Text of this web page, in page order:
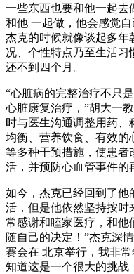
一些东西也要和他一起去
和他 一起做，他会感觉
杰克的时候就像谈起多年
况、个性特点乃至生活习
还不到四个月。
“心脏病的完整治疗不只
心脏康复治疗，”胡大一
时与医生沟通调整用药、
均衡、营养饮食、有效的
等多种干预措施，使患者
活，并预防心血管事件的
如今，杰克已经回到了他
活，但是他依然坚持按时
常感谢和睦家医疗，和他
随自己的决定！”杰克深
赛会在 北京举行，我非
知道这是一个很大的挑战